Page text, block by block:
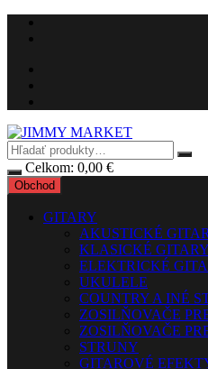
Preskočiť
Celkom: 0,00 €
Obchod
GITARY
AKUSTICKÉ
KLASICKÉ GITARY
ELEKTRICKÉ
UKULELE
COUNTRY A INÉ
ZOSILŇOVAČE
ZOSILŇOVAČE
STRUNY
GITAROVÉ